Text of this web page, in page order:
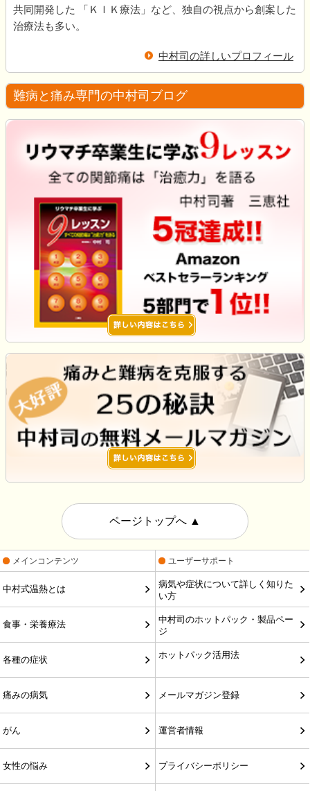
共同開発した 「ＫＩＫ療法」など、独自の視点から創案した
治療法も多い。
中村司の詳しいプロフィール
難病と痛み専門の中村司ブログ
ページトップへ▲
メインコンテンツ
中村式温熱とは
食事・栄養療法
各種の症状
痛みの病気
がん
女性の悩み
ユーザーサポート
病気や症状について詳しく知りた
い方
中村司のホットパック・製品ペー
ジ
ホットパック活用法
メールマガジン登録
運営者情報
プライバシーポリシー